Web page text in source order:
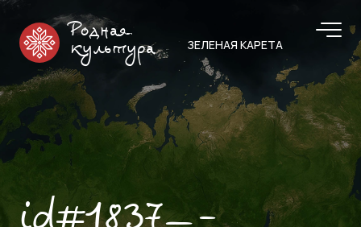
Родная
культура
ЗЕЛЕНАЯ КАРЕТА
id#1837—-